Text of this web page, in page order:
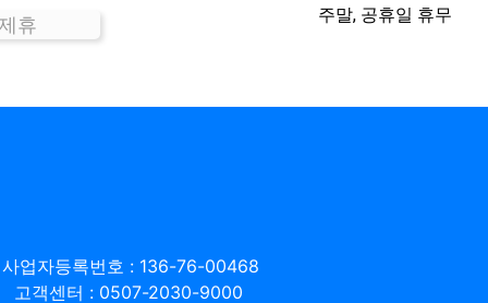
휴
주말, 공휴일 휴무
사업자등록번호 : 136-76-00468
고객센터 : 0507-2030-9000